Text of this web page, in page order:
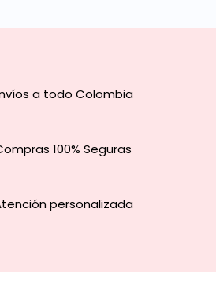
a todo Colombia
100% Seguras
personalizada